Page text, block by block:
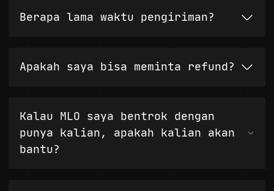
Berapa lama waktu pengiriman?
Apakah saya bisa meminta refund?
Kalau MLO saya bentrok dengan
punya kalian, apakah kalian akan
bantu?